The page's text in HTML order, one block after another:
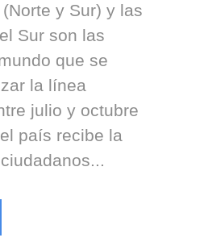
y Sur) y las
Sur son las
que se
la línea
julio y octubre
país recibe la